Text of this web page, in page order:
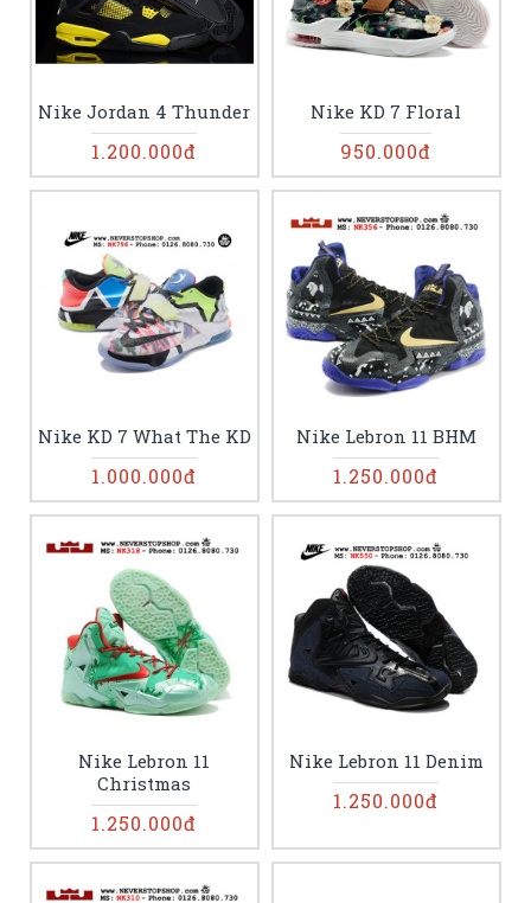
Nike Jordan 4 Thunder
1.200.000đ
Nike KD 7 Floral
950.000đ
Nike KD 7 What The KD
1.000.000đ
Nike Lebron 11 BHM
1.250.000đ
Nike Lebron 11
Christmas
1.250.000đ
Nike Lebron 11 Denim
1.250.000đ